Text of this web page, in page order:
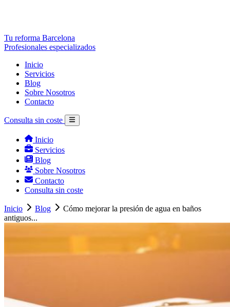
Tu reforma Barcelona
Profesionales especializados
Inicio
Servicios
Blog
Sobre Nosotros
Contacto
Consulta sin coste
Inicio
Servicios
Blog
Sobre Nosotros
Contacto
Consulta sin coste
Inicio Blog
Cómo mejorar la presión de agua en baños
antiguos...